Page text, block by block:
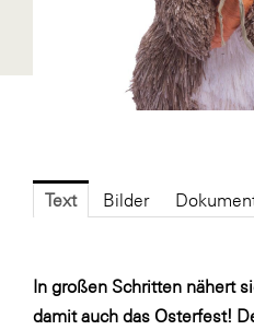
FG UBIT Salzburg
FRoSTA
Gardena
Gas Connect Austria
Text Bilder
In großen Schritten nähert
damit auch das Osterfest!